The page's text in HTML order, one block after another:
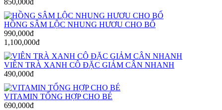
850,000đ
HỒNG SÂM LỘC NHUNG HƯƠU CHO BỐ
990,000đ
1,100,000đ
VIÊN TRÀ XANH CÔ ĐẶC GIẢM CÂN NHANH
490,000đ
VITAMIN TỔNG HỢP CHO BÉ
690,000đ